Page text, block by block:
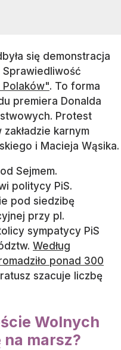
się demonstracja
. To forma
premiera Donalda
Protest
karnym
i Macieja Wąsika.
Sejmem.
politycy PiS.
pod siedzibę
przy pl.
sympatycy PiS
Według
ponad 300
szacuje liczbę
Wolnych
na marsz?